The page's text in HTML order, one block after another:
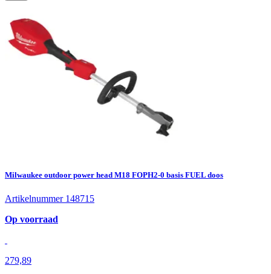
Milwaukee outdoor power head M18 FOPH2-0 basis FUEL doos
Artikelnummer 148715
Op voorraad
279,89